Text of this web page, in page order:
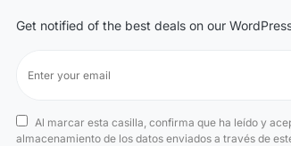
Get notified of the best deals on our
Al marcar esta casilla, confirma que ha leído y
almacenamiento de los datos enviados a través de